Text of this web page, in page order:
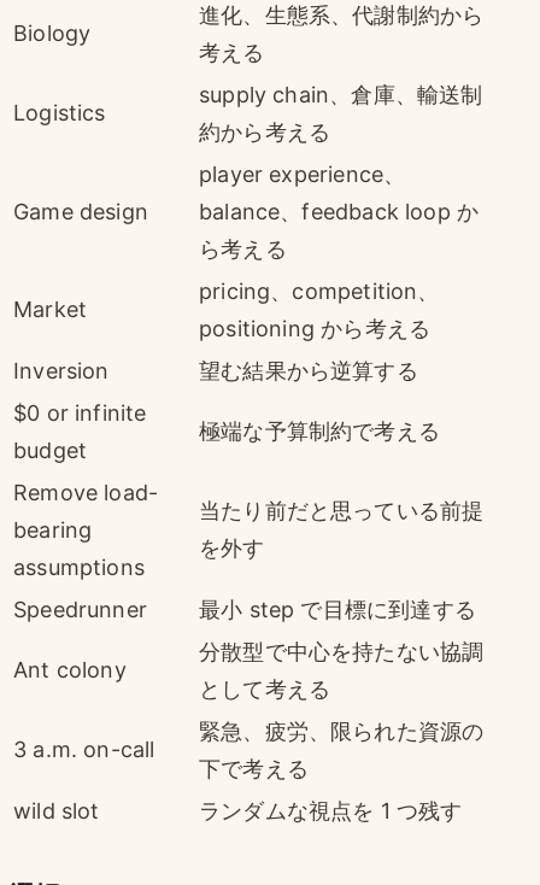
Biology
進化、生態系、代謝制約から
考える
Logistics
supply chain、倉庫、輸送制
約から考える
Game design
player experience、
balance、feedback loop か
ら考える
Market
pricing、competition、
positioning から考える
Inversion
望む結果から逆算する
$0 or infinite
budget
極端な予算制約で考える
Remove load-
bearing
assumptions
当たり前だと思っている前提
を外す
Speedrunner 最小 step で目標に到達する
Ant colony
分散型で中心を持たない協調
として考える
3 a.m. on-call
緊急、疲労、限られた資源の
下で考える
wild slot
ランダムな視点を 1 つ残す